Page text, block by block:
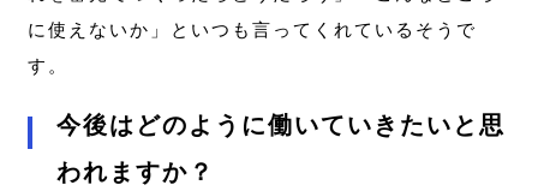
に使えないか」といつも言ってくれているそうで
す。
今後はどのように働いていきたいと思
われますか？